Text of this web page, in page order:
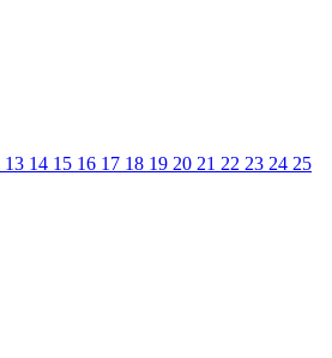
13 14 15 16 17 18 19 20 21 22 23 24 25